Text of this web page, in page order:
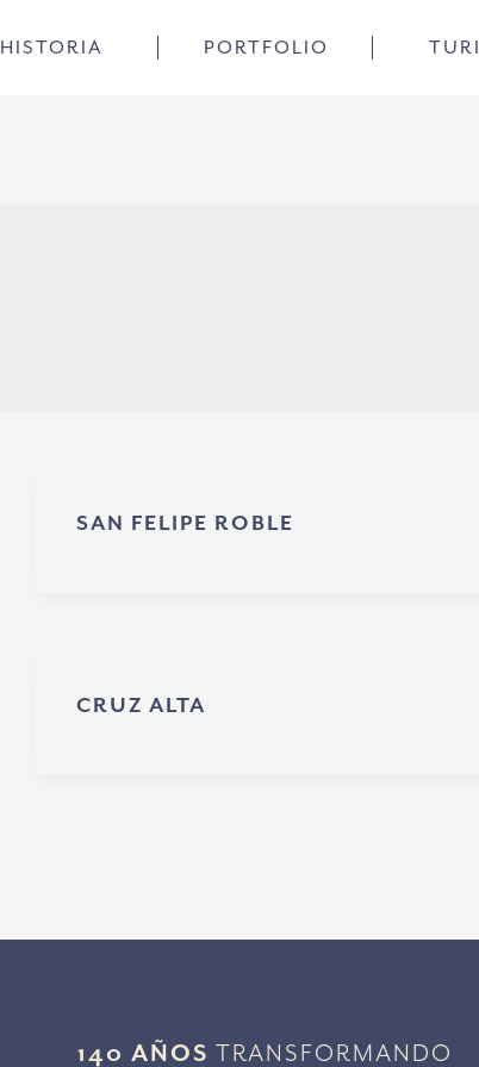
HISTORIA PORTFOLIO
SAN FELIPE ROBLE
CRUZ ALTA
140 AÑOS TRANSFORMANDO